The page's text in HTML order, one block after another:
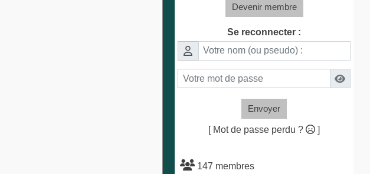
Devenir membre
Se reconnecter :
Envoyer
[ Mot de passe perdu ? ]
147 membres